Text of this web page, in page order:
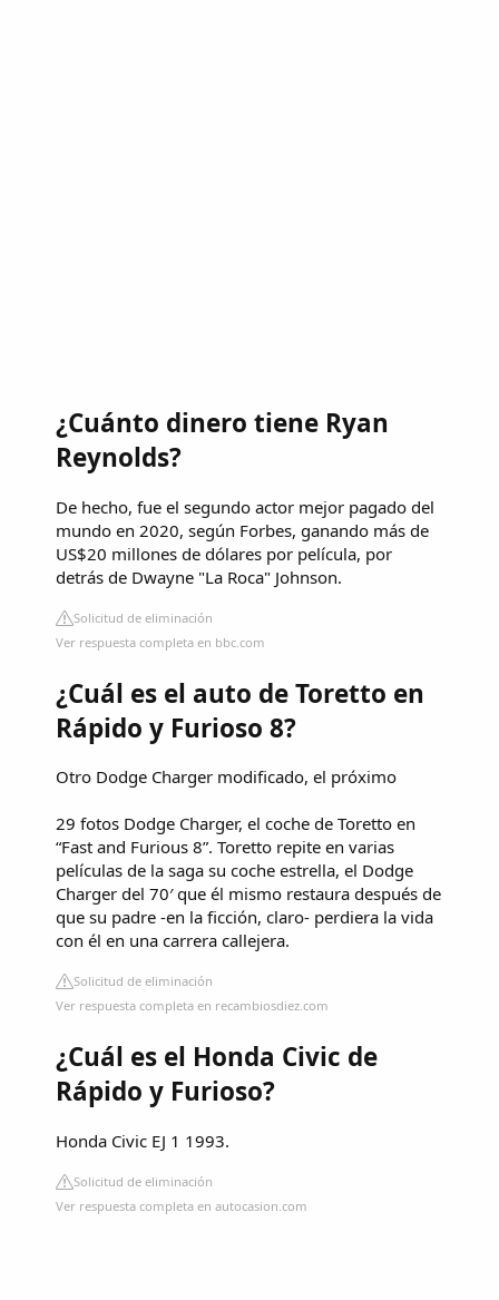
¿Cuánto dinero tiene Ryan
Reynolds?
De hecho, fue el segundo actor mejor pagado del
mundo en 2020, según Forbes, ganando más de
US$20 millones de dólares por película, por
detrás de Dwayne "La Roca" Johnson.
Solicitud de eliminación
Ver respuesta completa en bbc.com
¿Cuál es el auto de Toretto en
Rápido y Furioso 8?
Otro Dodge Charger modificado, el próximo
29 fotos Dodge Charger, el coche de Toretto en
“Fast and Furious 8”. Toretto repite en varias
películas de la saga su coche estrella, el Dodge
Charger del 70′ que él mismo restaura después de
que su padre -en la ficción, claro- perdiera la vida
con él en una carrera callejera.
Solicitud de eliminación
Ver respuesta completa en recambiosdiez.com
¿Cuál es el Honda Civic de
Rápido y Furioso?
Honda Civic EJ 1 1993.
Solicitud de eliminación
Ver respuesta completa en autocasion.com